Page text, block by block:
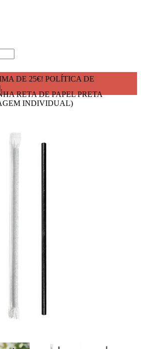
DE 25€! POLÍTICA DE
RETA DE PAPEL PRETA
INDIVIDUAL)